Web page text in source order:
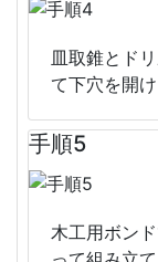
皿取錐とド
て下穴を開
手順5
木工用ボン